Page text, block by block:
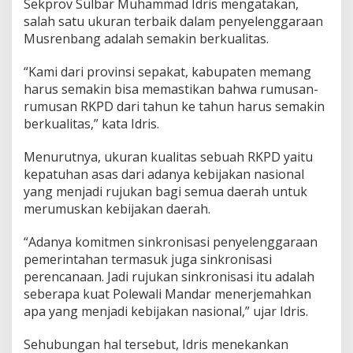
2
0
2
P
o
l
m
H
a
r
u
s
e
m
a
k
i
n
r
Sekprov Sulbar Muhammad Idris mengatakan,
salah satu ukuran terbaik dalam penyelenggaraan
Musrenbang adalah semakin berkualitas.
“Kami dari provinsi sepakat, kabupaten memang
harus semakin bisa memastikan bahwa rumusan-
rumusan RKPD dari tahun ke tahun harus semakin
berkualitas,” kata Idris.
Menurutnya, ukuran kualitas sebuah RKPD yaitu
kepatuhan asas dari adanya kebijakan nasional
yang menjadi rujukan bagi semua daerah untuk
merumuskan kebijakan daerah.
“Adanya komitmen sinkronisasi penyelenggaraan
pemerintahan termasuk juga sinkronisasi
perencanaan. Jadi rujukan sinkronisasi itu adalah
seberapa kuat Polewali Mandar menerjemahkan
apa yang menjadi kebijakan nasional,” ujar Idris.
Sehubungan hal tersebut, Idris menekankan